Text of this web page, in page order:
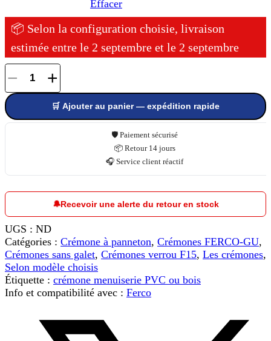
Effacer
📦 Selon la configuration choisie, livraison
estimée entre le 2 septembre et le 2 septembre
quantité
de
Crémones
avec
fouillot
mm
-
FERCO
GU
− +
🛒 Ajouter au panier — expédition rapide
🛡️ Paiement sécurisé
📦 Retour 14 jours
🎧 Service client réactif
🔔Recevoir une alerte du retour en stock
UGS : ND
Catégories : Crémone à panneton, Crémones FERCO-GU,
Crémones sans galet, Crémones verrou F15, Les crémones,
Selon modèle choisis
Étiquette : crémone menuiserie PVC ou bois
Info et compatibilité avec : Ferco